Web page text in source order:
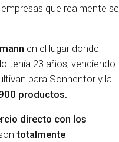
que realmente se
en el lugar donde
tenía 23 años, vendiendo
para Sonnentor y la
productos.
directo con los
totalmente